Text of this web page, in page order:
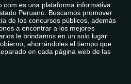
es una plataforma informativa
Peruano. Buscamos promover
de los concursos públicos, además
a encontrar a los mejores
le brindamos en un solo lugar
ahorrándoles el tiempo que
en cada página web de las